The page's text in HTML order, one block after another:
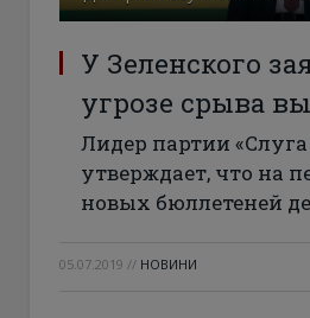
У Зеленского
угрозе срыва
Лидер партии «Слуга
утверждает, что на
новых бюллетеней
05.07.2019 // НОВИНИ